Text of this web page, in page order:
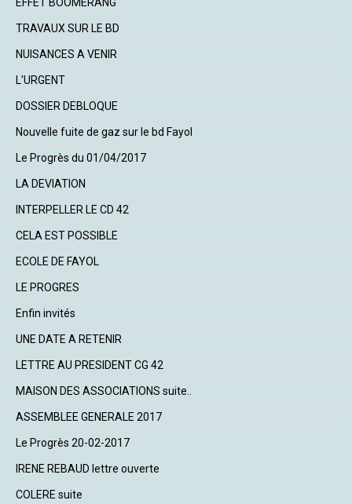
TRAVAUX SUR LE BD
NUISANCES A VENIR
L'URGENT
DOSSIER DEBLOQUE
Nouvelle fuite de gaz sur le bd Fayol
Le Progrès du 01/04/2017
LA DEVIATION
INTERPELLER LE CD 42
CELA EST POSSIBLE
ECOLE DE FAYOL
LE PROGRES
Enfin invités
UNE DATE A RETENIR
LETTRE AU PRESIDENT CG 42
MAISON DES ASSOCIATIONS suite..
ASSEMBLEE GENERALE 2017
Le Progrès 20-02-2017
IRENE REBAUD lettre ouverte
COLERE suite